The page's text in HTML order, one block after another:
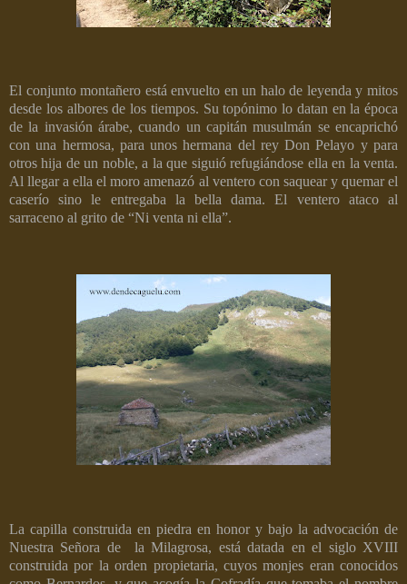
El conjunto montañero está envuelto en un halo de leyenda y mitos
desde los albores de los tiempos. Su topónimo lo datan en la época
de la invasión árabe, cuando un capitán musulmán se encaprichó
con una hermosa, para unos hermana del rey Don Pelayo y para
otros hija de un noble, a la que siguió refugiándose ella en la venta.
Al llegar a ella el moro amenazó al ventero con saquear y quemar el
caserío sino le entregaba la bella dama. El ventero ataco al
sarraceno al grito de “Ni venta ni ella”.
La capilla construida en piedra en honor y bajo la advocación de
Nuestra Señora de
la Milagrosa, está datada en el siglo XVIII
construida por la orden propietaria, cuyos monjes eran conocidos